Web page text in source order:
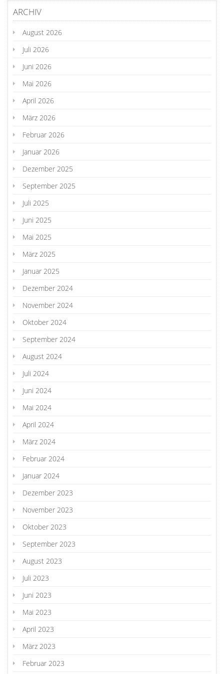
ARCHIV
August 2026
Juli 2026
Juni 2026
Mai 2026
April 2026
März 2026
Februar 2026
Januar 2026
Dezember 2025
September 2025
Juli 2025
Juni 2025
Mai 2025
März 2025
Januar 2025
Dezember 2024
November 2024
Oktober 2024
September 2024
August 2024
Juli 2024
Juni 2024
Mai 2024
April 2024
März 2024
Februar 2024
Januar 2024
Dezember 2023
November 2023
Oktober 2023
September 2023
August 2023
Juli 2023
Juni 2023
Mai 2023
April 2023
März 2023
Februar 2023